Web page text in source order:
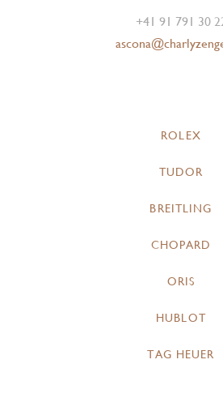
+41 91 791 30
ROLEX
TUDOR
BREITLING
CHOPARD
ORIS
HUBLOT
TAG HEUER